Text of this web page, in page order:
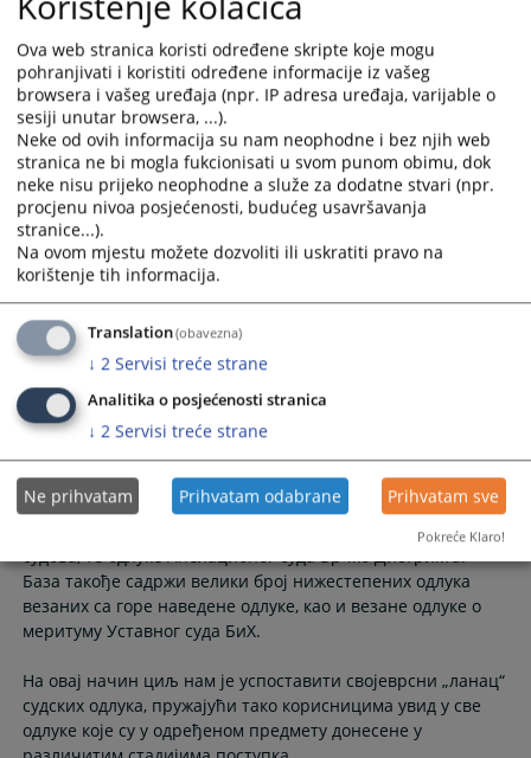
које у поступку не учествују по службеној дужности су
замијењени иницијалима у складу са Упутством за
анонимизацију судских одлука.
12.05.2008.
Ко врши избор одлука које се објављују
у бази?
Тзв. критерије битности утврђује стална комисија за
Центар за судску документацију коју чине истакнути
домаћи правни стручњаци. Први критериј који је
одобрила комисија је временски критериј, на основу којег
је Центар иницирао прикупљање одлука из периода од
2003. године до данас.
12.05.2008.
судова у БиХ?
Не, база тренутно садржи одлуке ентитетских врховних
База такође садржи велики број нижестепених одлука
везаних са горе наведене одлуке, као и везане одлуке о
меритуму Уставног суда БиХ.
На овај начин циљ нам је успоставити својеврсни „ланац“
судских одлука, пружајући тако корисницима увид у све
одлуке које су у одређеном предмету донесене у
Ova web stranica koristi određene skripte koje mogu
pohranjivati i koristiti određene informacije iz vašeg
browsera i vašeg uređaja (npr. IP adresa uređaja, varijable o
sesiji unutar browsera, ...).
Neke od ovih informacija su nam neophodne i bez njih web
stranica ne bi mogla fukcionisati u svom punom obimu, dok
neke nisu prijeko neophodne a služe za dodatne stvari (npr.
procjenu nivoa posjećenosti, budućeg usavršavanja
stranice...).
Na ovom mjestu možete dozvoliti ili uskratiti pravo na
korištenje tih informacija.
Translation(obavezna)
↓ 2 Servisi treće strane
Analitika o posjećenosti stranica
↓ 2 Servisi treće strane
Ne prihvatam Prihvatam odabrane Prihvatam sve
Pokreće Klaro!